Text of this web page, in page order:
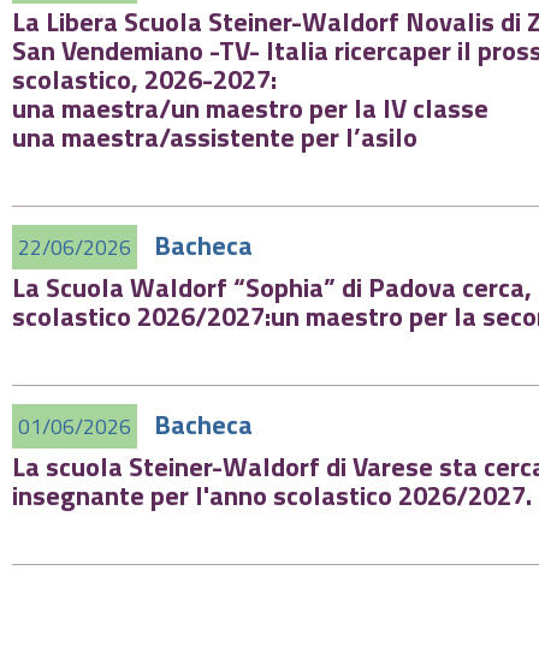
La Libera Scuola Steiner-Waldorf Novalis di
San Vendemiano -TV- Italia ricercaper il
scolastico, 2026-2027:
una maestra/un maestro per la IV classe
una maestra/assistente per l’asilo
22/06/2026 Bacheca
La Scuola Waldorf “Sophia” di Padova
scolastico 2026/2027:un maestro per la
01/06/2026 Bacheca
La scuola Steiner-Waldorf di Varese sta
insegnante per l'anno scolastico 2026/2027.